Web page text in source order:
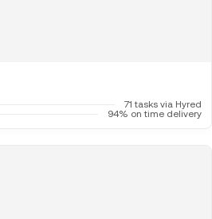
71 tasks via Hyred
94% on time delivery